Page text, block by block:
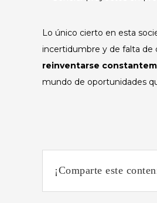
Lo único cierto en esta
incertidumbre y de falta de
reinventarse
mundo de oportunidades
¡Comparte este